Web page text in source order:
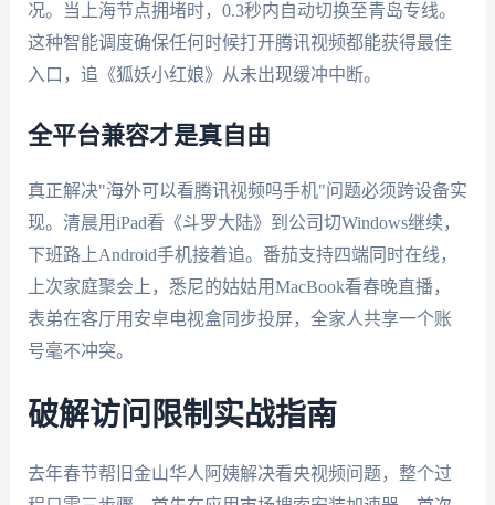
况。当上海节点拥堵时，0.3秒内自动切换至青岛专线。
这种智能调度确保任何时候打开腾讯视频都能获得最佳
入口，追《狐妖小红娘》从未出现缓冲中断。
全平台兼容才是真自由
真正解决"海外可以看腾讯视频吗手机"问题必须跨设备实
现。清晨用iPad看《斗罗大陆》到公司切Windows继续，
下班路上Android手机接着追。番茄支持四端同时在线，
上次家庭聚会上，悉尼的姑姑用MacBook看春晚直播，
表弟在客厅用安卓电视盒同步投屏，全家人共享一个账
号毫不冲突。
破解访问限制实战指南
去年春节帮旧金山华人阿姨解决看央视频问题，整个过